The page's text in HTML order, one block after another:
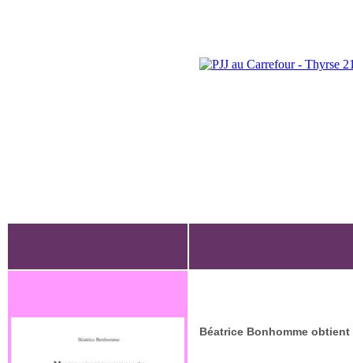
Béatrice Bonhomme obtient